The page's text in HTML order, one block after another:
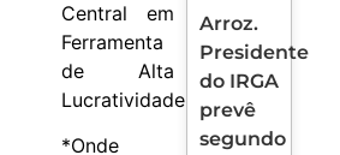
Central em
Ferramenta
de Alta
Lucratividade.*
*Onde
Arroz.
Presidente
do IRGA
prevê
segundo